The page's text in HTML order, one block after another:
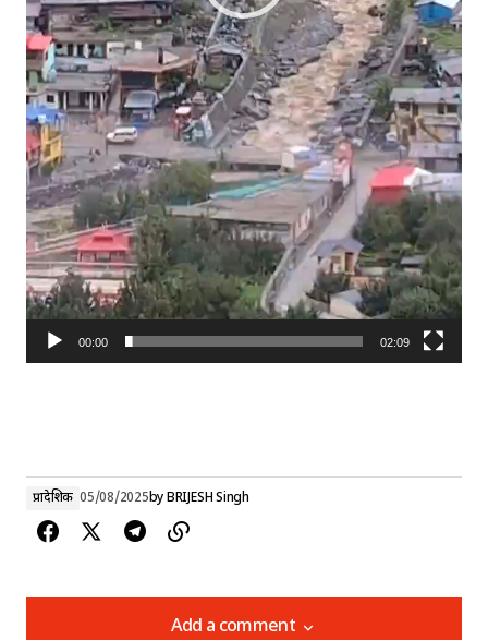
00:00 02:09
प्रादेशिक 05/08/2025byBRIJESH Singh
Add a comment